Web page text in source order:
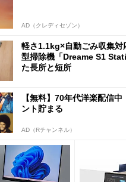
AD（クレディセゾン）
軽さ1.1kg×自動ごみ収集対
型掃除機「Dreame S1
た長所と短所
【無料】70年代洋楽配信
ント貯まる
AD（Rチャンネル）